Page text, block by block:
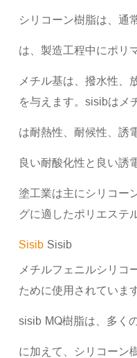
シリコーン樹脂は、通
は、製造工程中にポリ
メチル基は、撥水性、
を与えます。sisibはメ
は耐熱性、耐候性、誘
良い耐酸化性と良い誘
塗工業は主にシリコー
グに適したポリエステ
Sisib Sisib
メチルフェニルシリコ
ために使用されていま
sisib MQ樹脂は、多く
に加えて、シリコーン